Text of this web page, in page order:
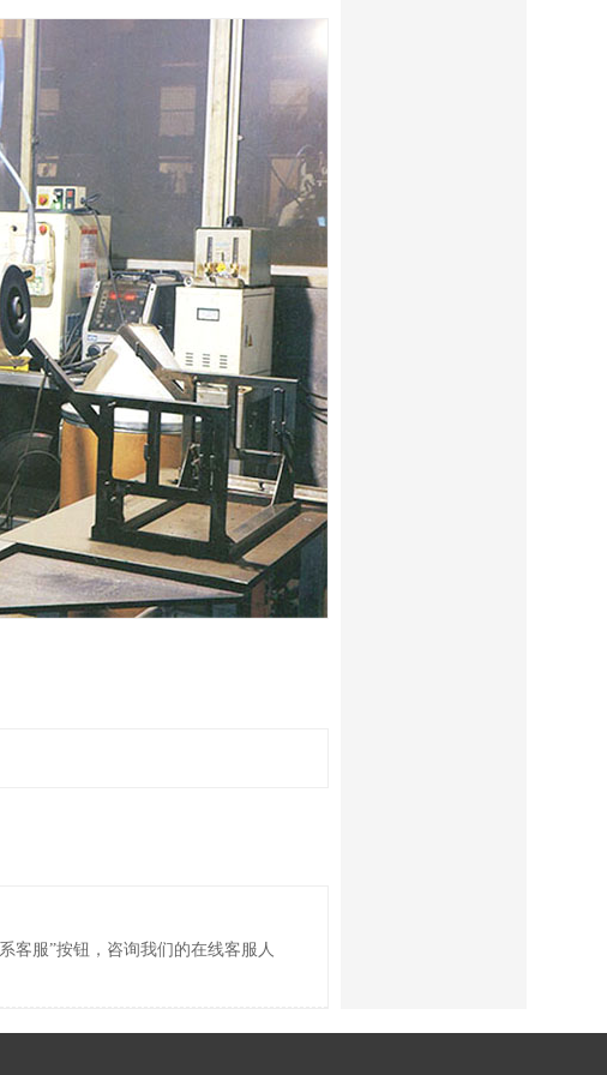
客服”按钮，咨询我们的在线客服人